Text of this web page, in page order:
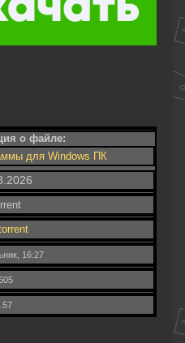
о файле:
для Windows ПК
16:27